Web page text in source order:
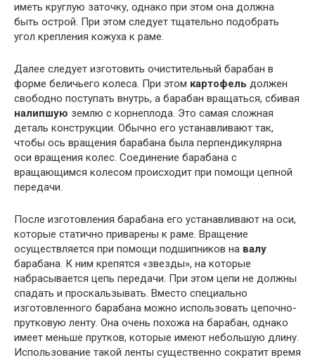
иметь круглую заточку, однако при этом она должна
быть острой. При этом следует тщательно подобрать
угол крепления кожуха к раме.
Далее следует изготовить очистительный барабан в
форме беличьего колеса. При этом картофель должен
свободно поступать внутрь, а барабан вращаться, сбивая
налипшую землю с корнеплода. Это самая сложная
деталь конструкции. Обычно его устанавливают так,
чтобы ось вращения барабана была перпендикулярна
оси вращения колес. Соединение барабана с
вращающимся колесом происходит при помощи цепной
передачи.
После изготовления барабана его устанавливают на оси,
которые статично приварены к раме. Вращение
осуществляется при помощи подшипников на валу
барабана. К ним крепятся «звезды», на которые
набрасывается цепь передачи. При этом цепи не должны
спадать и проскальзывать. Вместо специально
изготовленного барабана можно использовать цепочно-
прутковую ленту. Она очень похожа на барабан, однако
имеет меньше прутков, которые имеют небольшую длину.
Использование такой ленты существенно сократит время